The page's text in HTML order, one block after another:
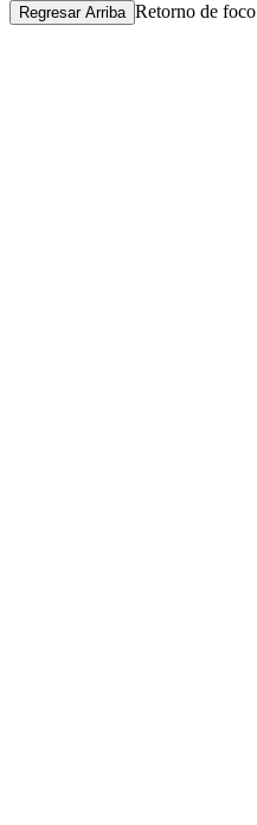
Regresar Arriba Retorno de foco